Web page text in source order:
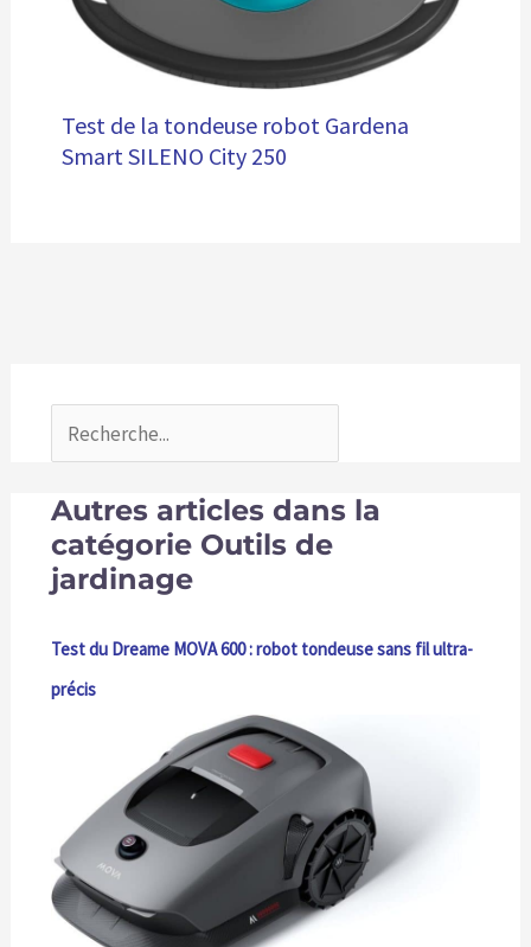
Test de la tondeuse robot Gardena
Smart SILENO City 250
Autres articles dans la
catégorie Outils de
jardinage
Test du Dreame MOVA 600 : robot tondeuse sans fil ultra-
précis